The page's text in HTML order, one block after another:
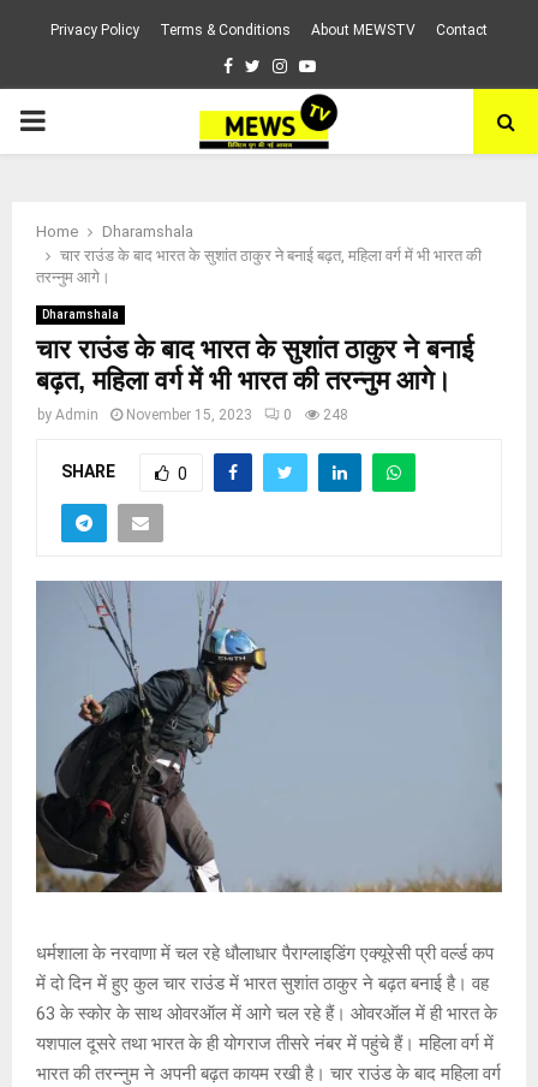
Privacy Policy Terms & Conditions About MEWSTV Contact
Facebook
TwitterInstagram
Youtube
PRIMARY
Home
Dharamshala
चार राउंड के बाद भारत के सुशांत ठाकुर ने बनाई बढ़त, महिला वर्ग में भी भारत की
तरन्नुम आगे।
Dharamshala
चार राउंड के बाद भारत के सुशांत ठाकुर ने बनाई
बढ़त, महिला वर्ग में भी भारत की तरन्नुम आगे।
by Admin November 15, 2023 0 248
SHARE 0
धर्मशाला के नरवाणा में चल रहे धौलाधार पैराग्लाइडिंग एक्यूरेसी प्री वर्ल्ड कप
में दो दिन में हुए कुल चार राउंड में भारत सुशांत ठाकुर ने बढ़त बनाई है। वह
63 के स्कोर के साथ ओवरऑल में आगे चल रहे हैं। ओवरऑल में ही भारत के
यशपाल दूसरे तथा भारत के ही योगराज तीसरे नंबर में पहुंचे हैं। महिला वर्ग में
भारत की तरन्नुम ने अपनी बढ़त कायम रखी है। चार राउंड के बाद महिला वर्ग